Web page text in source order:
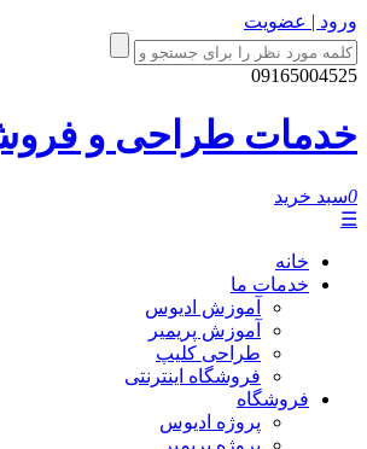
ورود | عضویت
09165004525
خدمات طراحی و فروش
0سبد خرید
☰
خانه
خدمات ما
آموزش ادیوس
آموزش پریمیر
طراحی کلیپ
فروشگاه اینترنتی
فروشگاه
پروژه ادیوس
پروژه پریمیر